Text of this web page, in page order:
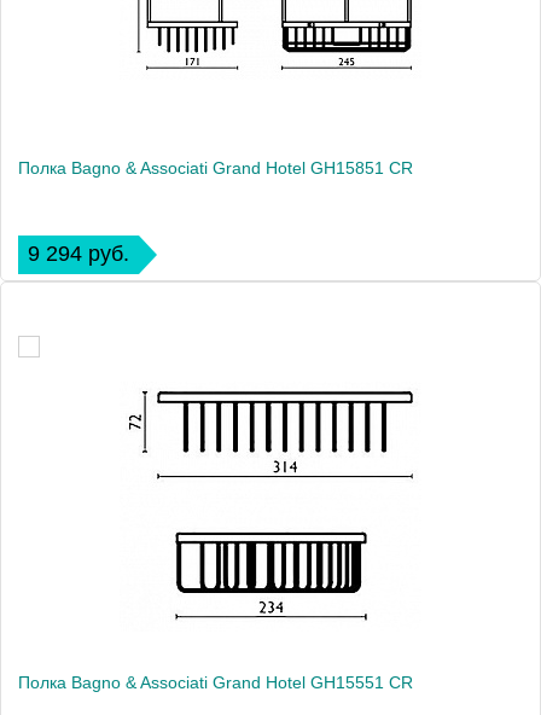
Полка Bagno & Associati Grand Hotel GH15851 CR
9 294 руб.
Полка Bagno & Associati Grand Hotel GH15551 CR